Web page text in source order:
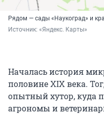
Рядом — сады «Наукоград» и
Источник: «Яндекс. Карты»
Началась история
половине XIX века.
опытный хутор, куда
агрономы и